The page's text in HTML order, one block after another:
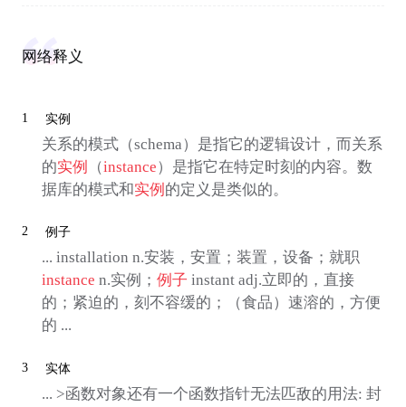
网络释义
1 实例
关系的模式（schema）是指它的逻辑设计，而关系
的实例 （instance）是指它在特定时刻的内容。数
据库的模式和实例 的定义是类似的。
2 例子
... installation n.安装，安置；装置，设备；就职
instance n.实例； 例子 instant adj.立即的，直接
的；紧迫的，刻不容缓的；（食品）速溶的，方便
的 ...
3 实体
... >函数对象还有一个函数指针无法匹敌的用法: 封